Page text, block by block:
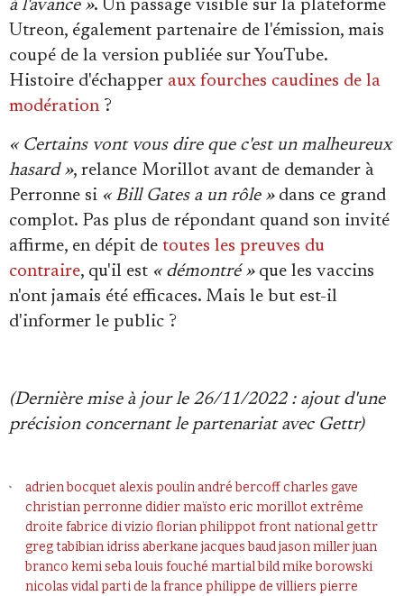
à l'avance ». Un passage visible sur la plateforme
Utreon, également partenaire de l'émission, mais
coupé de la version publiée sur YouTube.
Histoire d'échapper aux fourches caudines de la
modération?
« Certains vont vous dire que c'est un malheureux
hasard », relance Morillot avant de demander à
Perronne si « Bill Gates a un rôle »dans ce grand
complot. Pas plus de répondant quand son invité
affirme, en dépit de toutes les preuves du
contraire, qu'il est « démontré »que les vaccins
n'ont jamais été efficaces. Mais le but est-il
d'informer le public ?
(Dernière mise à jour le 26/11/2022 : ajout d'une
précision concernant le partenariat avec Gettr)
adrien bocquet alexis poulin andré bercoffcharles gave
christian perronne didier maïsto eric morillotextrême
droite fabrice di vizio florian philippotfront nationalgettr
greg tabibian idriss aberkane jacques baudjason millerjuan
branco kemi sebalouis fouché martial bildmike borowski
nicolas vidalparti de la france philippe de villiers pierre